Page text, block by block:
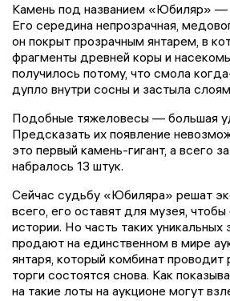
Камень под названием «Юбиляр» —
Его середина непрозрачная,
он покрыт прозрачным янтарем, в
фрагменты древней коры и
получилось потому, что смола
дупло внутри сосны и застыла
Подобные тяжеловесы — большая
Предсказать их появление
это первый камень-гигант, а всего
набралось 13 штук.
Сейчас судьбу «Юбиляра» решат
всего, его оставят для музея,
истории. Но часть таких уникальных
продают на единственном в мире
янтаря, который комбинат
торги состоятся снова. Как
на такие лоты на аукционе могут